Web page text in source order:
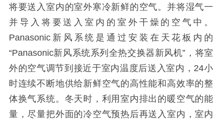
将要送入室内的室外寒冷新鲜的空气。并将湿气一
并导入将要送入室内的室外干燥的空气中。
Panasonic新风系统是通过安装在天花板内的
“Panasonic新风系统系列全热交换器新风机”，将室
外的空气调节到接近于室内温度后送入室内，24小
时连续不断地供给新鲜空气的高性能和高效率的整
体换气系统。冬天时，利用室内排出的暖空气的能
量，尽量把外面的冷空气预热后再送入室内，室内